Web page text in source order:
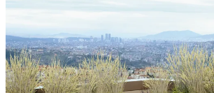
OUTLET